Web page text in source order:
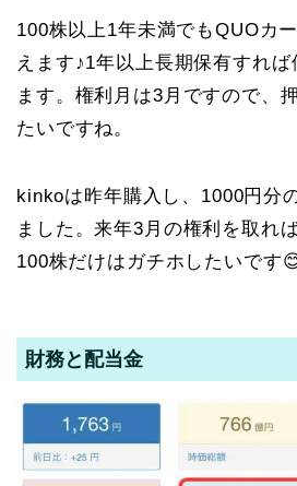
100株以上1年未満でもQUOカ
えます♪1年以上長期保有すれば
ます。権利月は3月ですので、
たいですね。
kinkoは昨年購入し、1000円分
ました。来年3月の権利を取れ
100株だけはガチホしたいです
財務と配当金